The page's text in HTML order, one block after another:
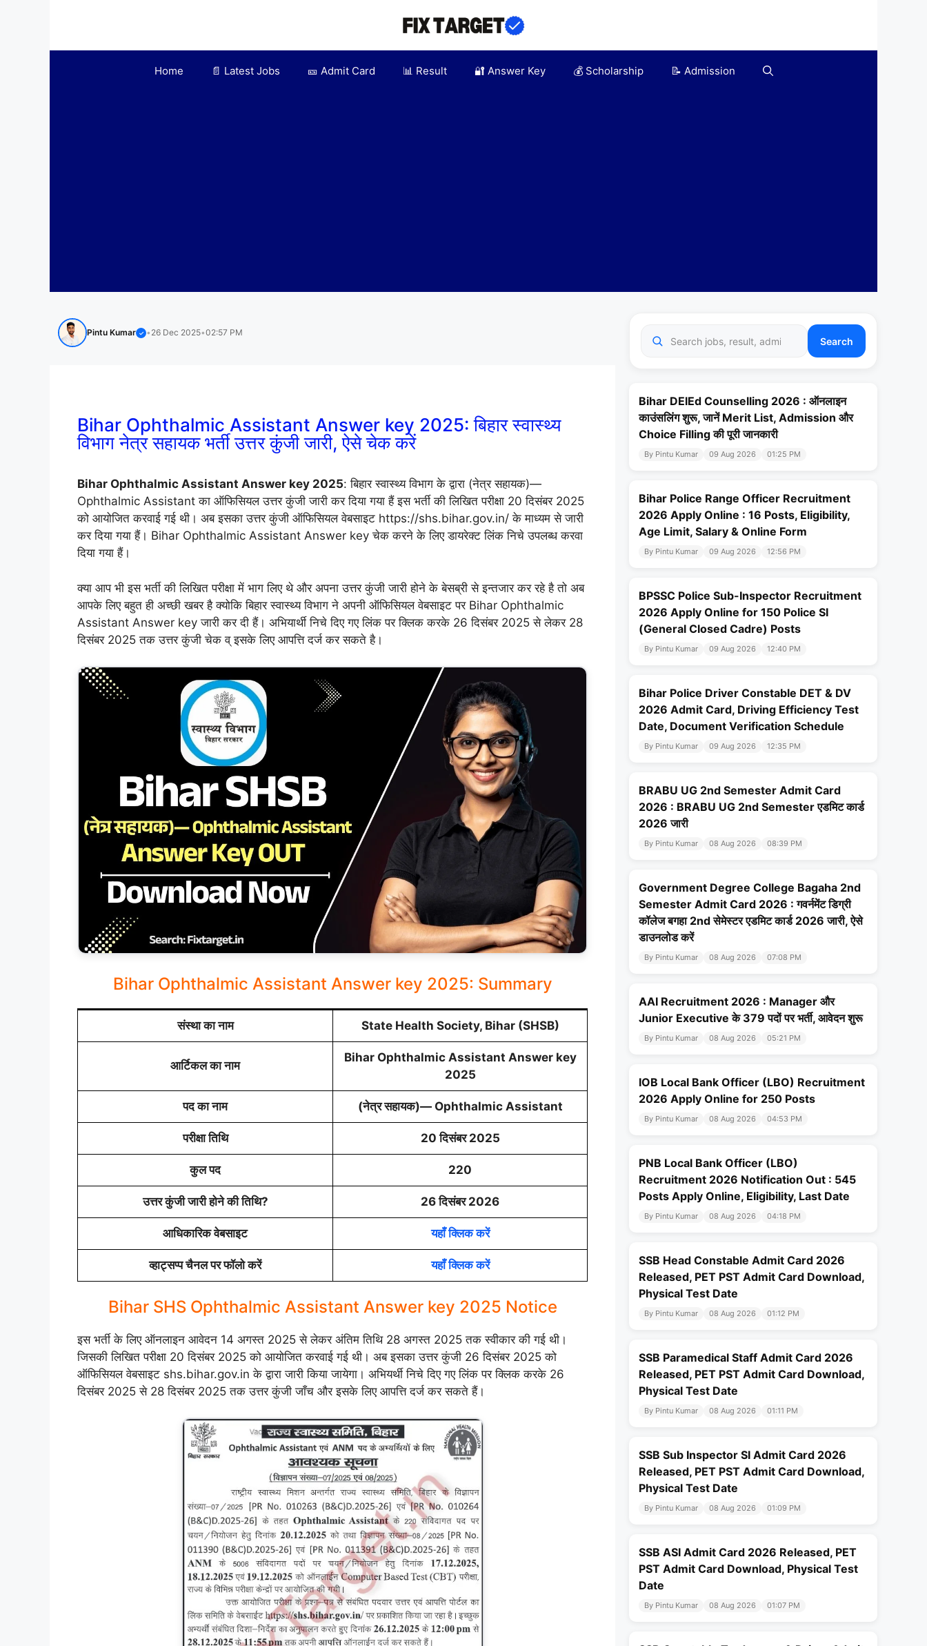
Home 📄 Latest Jobs 🎫 Admit Card 📊 Result 🔐 Answer Key 💰 Scholarship 📝 Admission
Pintu Kumar ✓ • 26 Dec 2025•02:57 PM
Bihar Ophthalmic Assistant Answer key 2025: बिहार स्वास्थ्य
विभाग नेत्र सहायक भर्ती उत्तर कुंजी जारी, ऐसे चेक करें
Bihar Ophthalmic Assistant Answer key 2025: बिहार स्वास्थ्य विभाग के द्वारा (नेत्र सहायक)—
Ophthalmic Assistant का ऑफिसियल उत्तर कुंजी जारी कर दिया गया हैं इस भर्ती की लिखित परीक्षा 20 दिसंबर 2025
को आयोजित करवाई गई थी। अब इसका उत्तर कुंजी ऑफिसियल वेबसाइट https://shs.bihar.gov.in/ के माध्यम से जारी
कर दिया गया हैं। Bihar Ophthalmic Assistant Answer key चेक करने के लिए डायरेक्ट लिंक निचे उपलब्ध करवा
दिया गया हैं।
क्या आप भी इस भर्ती की लिखित परीक्षा में भाग लिए थे और अपना उत्तर कुंजी जारी होने के बेसब्री से इन्तजार कर रहे है तो अब
आपके लिए बहुत ही अच्छी खबर है क्योकि बिहार स्वास्थ्य विभाग ने अपनी ऑफिसियल वेबसाइट पर Bihar Ophthalmic
Assistant Answer key जारी कर दी हैं। अभियार्थी निचे दिए गए लिंक पर क्लिक करके 26 दिसंबर 2025 से लेकर 28
दिसंबर 2025 तक उत्तर कुंजी चेक व् इसके लिए आपत्ति दर्ज कर सकते है।
Bihar Ophthalmic Assistant Answer key 2025: Summary
संस्था का नाम State Health Society, Bihar (SHSB)
आर्टिकल का नाम
Bihar Ophthalmic Assistant Answer key
2025
पद का नाम (नेत्र सहायक)— Ophthalmic Assistant
परीक्षा तिथि 20 दिसंबर 2025
कुल पद 220
उत्तर कुंजी जारी होने की तिथि? 26 दिसंबर 2026
आधिकारिक वेबसाइट यहाँ क्लिक करें
व्हाट्सप्प चैनल पर फॉलो करें यहाँ क्लिक करें
Bihar SHS Ophthalmic Assistant Answer key 2025 Notice
इस भर्ती के लिए ऑनलाइन आवेदन 14 अगस्त 2025 से लेकर अंतिम तिथि 28 अगस्त 2025 तक स्वीकार की गई थी।
जिसकी लिखित परीक्षा 20 दिसंबर 2025 को आयोजित करवाई गई थी। अब इसका उत्तर कुंजी 26 दिसंबर 2025 को
ऑफिसियल वेबसाइट shs.bihar.gov.in के द्वारा जारी किया जायेगा। अभियर्थी निचे दिए गए लिंक पर क्लिक करके 26
दिसंबर 2025 से 28 दिसंबर 2025 तक उत्तर कुंजी जाँच और इसके लिए आपत्ति दर्ज कर सकते हैं।
Search
Bihar DElEd Counselling 2026 : ऑनलाइन
काउंसलिंग शुरू, जानें Merit List, Admission और
Choice Filling की पूरी जानकारी
By Pintu Kumar 09 Aug 2026 01:25 PM
Bihar Police Range Officer Recruitment
2026 Apply Online : 16 Posts, Eligibility,
Age Limit, Salary & Online Form
By Pintu Kumar 09 Aug 2026 12:56 PM
BPSSC Police Sub-Inspector Recruitment
2026 Apply Online for 150 Police SI
(General Closed Cadre) Posts
By Pintu Kumar 09 Aug 2026 12:40 PM
Bihar Police Driver Constable DET & DV
2026 Admit Card, Driving Efficiency Test
Date, Document Verification Schedule
By Pintu Kumar 09 Aug 2026 12:35 PM
BRABU UG 2nd Semester Admit Card
2026 : BRABU UG 2nd Semester एडमिट कार्ड
2026 जारी
By Pintu Kumar 08 Aug 2026 08:39 PM
Government Degree College Bagaha 2nd
Semester Admit Card 2026 : गवर्नमेंट डिग्री
कॉलेज बगहा 2nd सेमेस्टर एडमिट कार्ड 2026 जारी, ऐसे
डाउनलोड करें
By Pintu Kumar 08 Aug 2026 07:08 PM
AAI Recruitment 2026 : Manager और
Junior Executive के 379 पदों पर भर्ती, आवेदन शुरू
By Pintu Kumar 08 Aug 2026 05:21 PM
IOB Local Bank Officer (LBO) Recruitment
2026 Apply Online for 250 Posts
By Pintu Kumar 08 Aug 2026 04:53 PM
PNB Local Bank Officer (LBO)
Recruitment 2026 Notification Out : 545
Posts Apply Online, Eligibility, Last Date
By Pintu Kumar 08 Aug 2026 04:18 PM
SSB Head Constable Admit Card 2026
Released, PET PST Admit Card Download,
Physical Test Date
By Pintu Kumar 08 Aug 2026 01:12 PM
SSB Paramedical Staff Admit Card 2026
Released, PET PST Admit Card Download,
Physical Test Date
By Pintu Kumar 08 Aug 2026 01:11 PM
SSB Sub Inspector SI Admit Card 2026
Released, PET PST Admit Card Download,
Physical Test Date
By Pintu Kumar 08 Aug 2026 01:09 PM
SSB ASI Admit Card 2026 Released, PET
PST Admit Card Download, Physical Test
Date
By Pintu Kumar 08 Aug 2026 01:07 PM